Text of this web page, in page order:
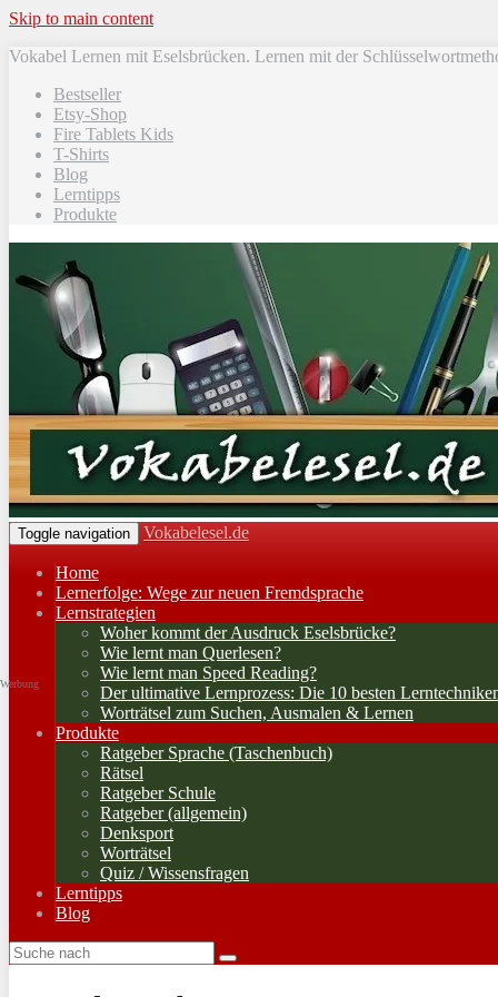
Skip to main content
Vokabel Lernen mit Eselsbrücken. Lernen mit der
Bestseller
Etsy-Shop
Fire Tablets Kids
T-Shirts
Blog
Lerntipps
Produkte
Toggle navigation Vokabelesel.de
Home
Lernerfolge: Wege zur neuen Fremdsprache
Lernstrategien
Woher kommt der Ausdruck Eselsbrücke?
Wie lernt man Querlesen?
Wie lernt man Speed Reading?
Der ultimative Lernprozess: Die 10 besten
Worträtsel zum Suchen, Ausmalen & Lernen
Produkte
Ratgeber Sprache (Taschenbuch)
Rätsel
Ratgeber Schule
Ratgeber (allgemein)
Denksport
Worträtsel
Quiz / Wissensfragen
Lerntipps
Blog
Werbung